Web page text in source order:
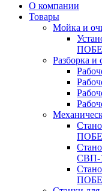
О компании
Товары
Мойка и
Разборка и
СВП-